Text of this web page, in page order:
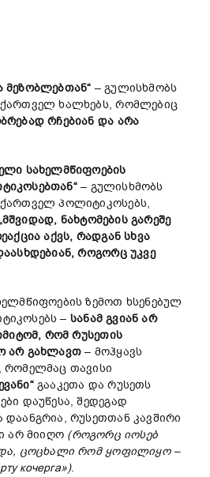
მეზობლებთან“ – გულისხმობს
ხალხებს, რომლებიც
რჩებიან და არა
სახელმწიფოების
– გულისხმობს
პოლიტიკოსებს,
ად, ნახტომების გარეშე
აქვს, რადგან სხვა
როგორც უკვე
ზემოთ ხსენებულ
– სანამ გვიან არ
რომ რუსეთის
არ გახლავთ – მოჰყავს
რომელმაც თავისი
გააკეთა და რუსეთს
დაუწესა, შედეგად
დაანგრია, რუსეთთან კავშირი
არ მიიღო (როგორც იოსებ
ცოცხალი რომ ყოფილიყო–
кочерга»).